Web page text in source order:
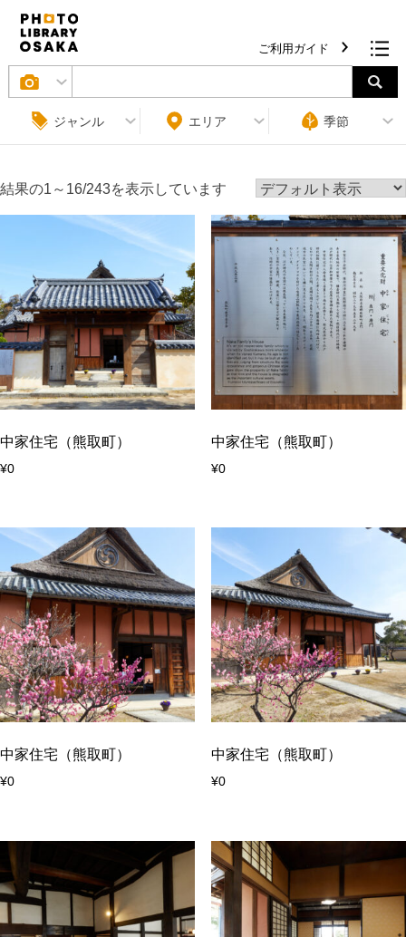
ジャンル エリア 季節
ご利用ガイド
条件をクリア
結果の1～16/243を表示しています
中家住宅（熊取町）
¥0
中家住宅（熊取町）
¥0
中家住宅（熊取町）
¥0
中家住宅（熊取町）
¥0